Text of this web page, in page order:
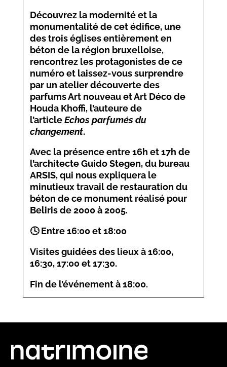
Découvrez la modernité et la
monumentalité de cet édifice, une
des trois églises entièrement en
béton de la région bruxelloise,
rencontrez les protagonistes de ce
numéro et laissez-vous surprendre
par un atelier découverte des
parfums Art nouveau et Art Déco de
Houda Khoffi, l’auteure de
l’articleEchos parfumés du
changement.
Avec la présence entre 16h et 17h de
l’architecte Guido Stegen, du bureau
ARSIS, qui nous expliquera le
minutieux travail de restauration du
béton de ce monument réalisé pour
Beliris de 2000 à 2005.
🕓 Entre 16:00 et 18:00
Visites guidées des lieux à 16:00,
16:30, 17:00 et 17:30.
Fin de l’événement à 18:00.